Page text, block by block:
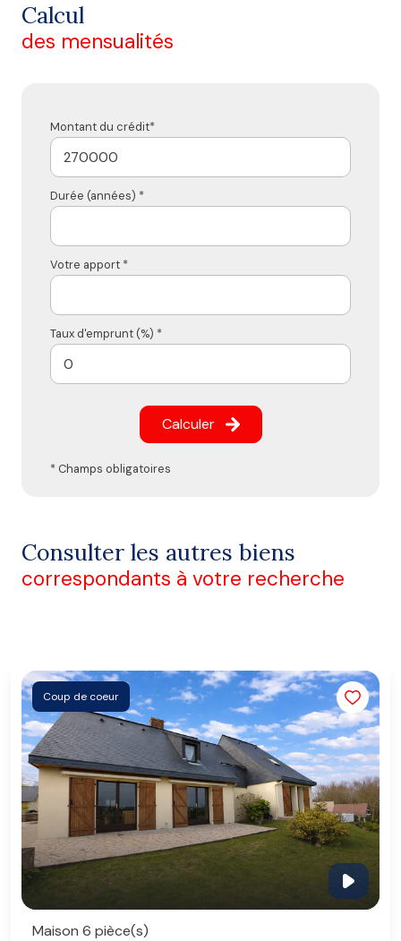
Calcul
des mensualités
Montant du crédit*
Durée (années) *
Votre apport *
Taux d'emprunt (%) *
Calculer
* Champs obligatoires
Consulter les autres biens
correspondants à votre recherche
Coup de coeur
Maison 6 pièce(s)